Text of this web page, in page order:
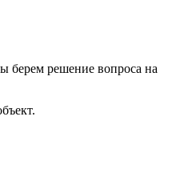
берем решение вопроса на